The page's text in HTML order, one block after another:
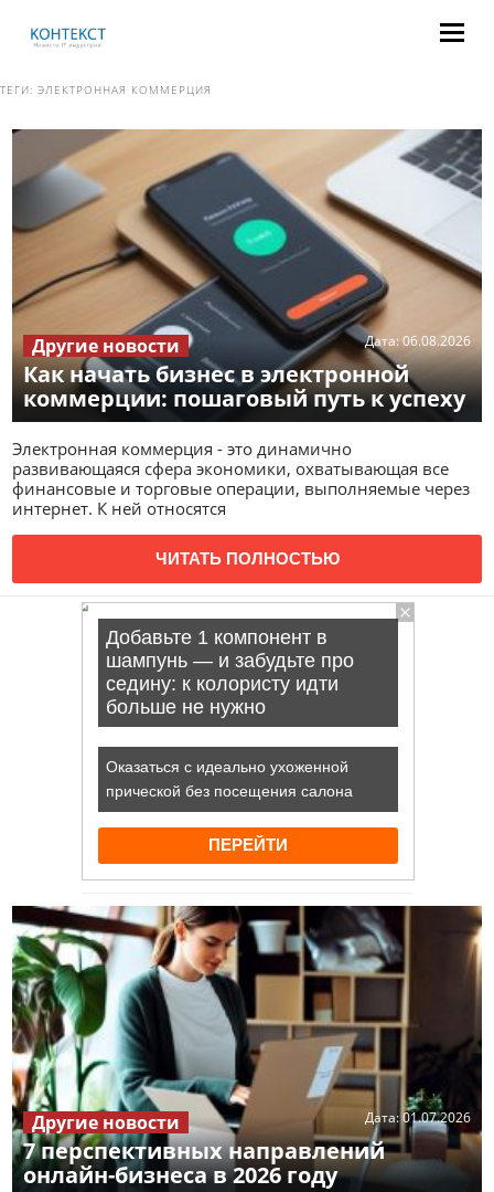
ТЕГИ: ЭЛЕКТРОННАЯ КОММЕРЦИЯ
Как начать бизнес в электронной
коммерции: пошаговый путь к успеху
Дата:06.08.2026
Другие новости
Электронная коммерция - это динамично
развивающаяся сфера экономики, охватывающая все
финансовые и торговые операции, выполняемые через
интернет. К ней относятся
ЧИТАТЬ ПОЛНОСТЬЮ
7 перспективных направлений
онлайн-бизнеса в 2026 году
Дата:01.07.2026
Другие новости